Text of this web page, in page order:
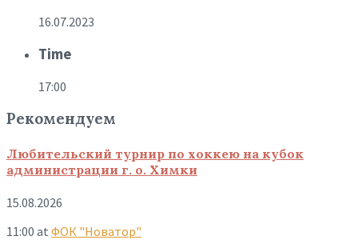
16.07.2023
Time
17:00
Рекомендуем
Любительский турнир по хоккею на кубок
администрации г. о. Химки
15.08.2026
11:00 at ФОК "Новатор"